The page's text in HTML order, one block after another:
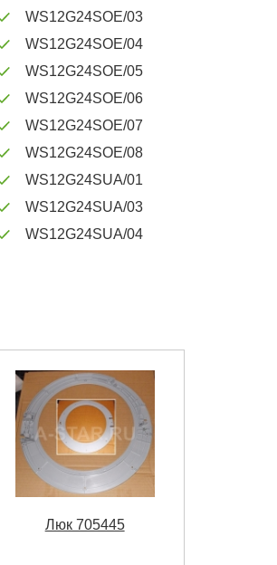
WS12G24SOE/03
WS12G24SOE/04
WS12G24SOE/05
WS12G24SOE/06
WS12G24SOE/07
WS12G24SOE/08
WS12G24SUA/01
WS12G24SUA/03
WS12G24SUA/04
Люк 705445